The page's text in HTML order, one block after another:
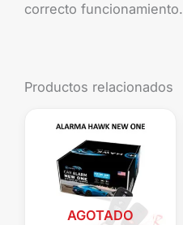
correcto funcionamiento.
Productos relacionados
AGOTADO